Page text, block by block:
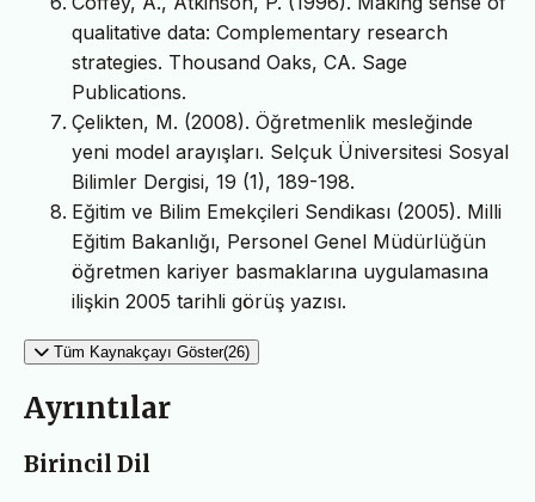
qualitative data: Complementary research
strategies. Thousand Oaks, CA. Sage
Publications.
Çelikten, M. (2008). Öğretmenlik mesleğinde
yeni model arayışları. Selçuk Üniversitesi Sosyal
Bilimler Dergisi, 19 (1), 189-198.
Eğitim ve Bilim Emekçileri Sendikası (2005). Milli
Eğitim Bakanlığı, Personel Genel Müdürlüğün
öğretmen kariyer basmaklarına uygulamasına
ilişkin 2005 tarihli görüş yazısı.
Tüm Kaynakçayı Göster(26)
Ayrıntılar
Birincil Dil